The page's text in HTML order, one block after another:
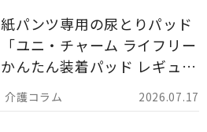
2026.07.17
紙パンツ専用の尿とりパッド
「ユニ・チャーム ライフリー
かんたん装着パッド レギュラ
ー 計162枚」について解説し
ます。